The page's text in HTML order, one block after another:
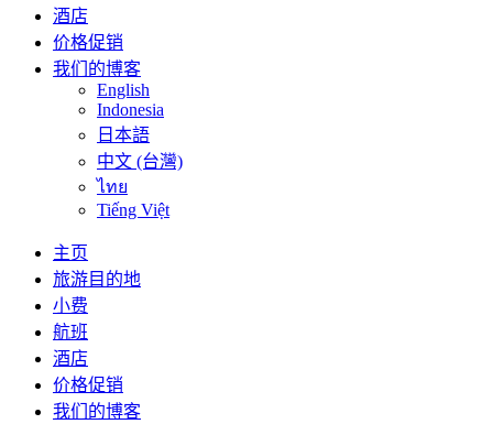
酒店
价格促销
我们的博客
English
Indonesia
日本語
中文 (台灣)
ไทย
Tiếng Việt
主页
旅游目的地
小费
航班
酒店
价格促销
我们的博客